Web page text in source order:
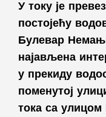
У току је
постојећу
Булевар
најављена
у прекиду
поменутој
тока са улицом